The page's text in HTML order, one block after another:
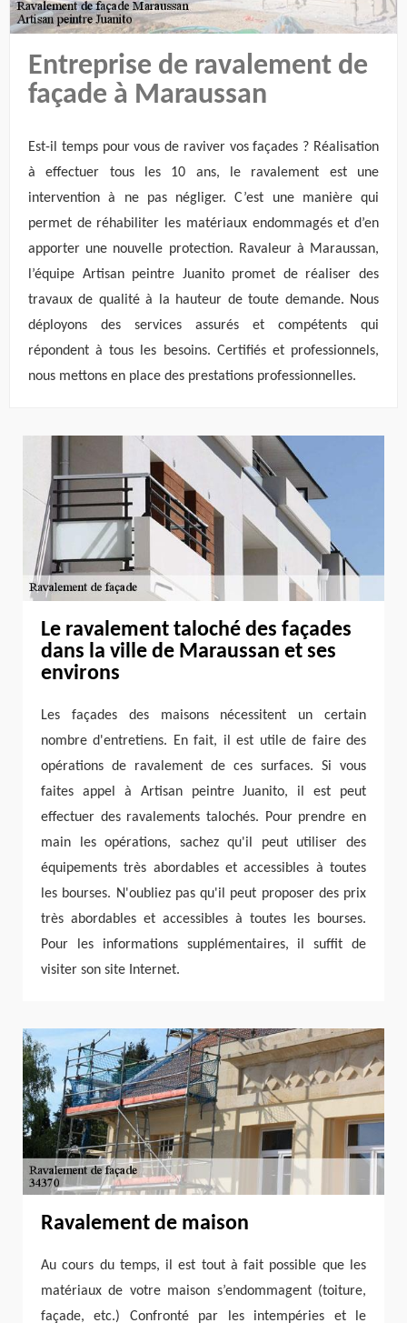
Entreprise de ravalement de
façade à Maraussan
Est-il temps pour vous de raviver vos façades ? Réalisation
à effectuer tous les 10 ans, le ravalement est une
intervention à ne pas négliger. C’est une manière qui
permet de réhabiliter les matériaux endommagés et d’en
apporter une nouvelle protection. Ravaleur à Maraussan,
l’équipe Artisan peintre Juanito promet de réaliser des
travaux de qualité à la hauteur de toute demande. Nous
déployons des services assurés et compétents qui
répondent à tous les besoins. Certifiés et professionnels,
nous mettons en place des prestations professionnelles.
Le ravalement taloché des façades
dans la ville de Maraussan et ses
environs
Les façades des maisons nécessitent un certain
nombre d'entretiens. En fait, il est utile de faire des
opérations de ravalement de ces surfaces. Si vous
faites appel à Artisan peintre Juanito, il est peut
effectuer des ravalements talochés. Pour prendre en
main les opérations, sachez qu'il peut utiliser des
équipements très abordables et accessibles à toutes
les bourses. N'oubliez pas qu'il peut proposer des prix
très abordables et accessibles à toutes les bourses.
Pour les informations supplémentaires, il suffit de
visiter son site Internet.
Ravalement de maison
Au cours du temps, il est tout à fait possible que les
matériaux de votre maison s’endommagent (toiture,
façade, etc.) Confronté par les intempéries et le